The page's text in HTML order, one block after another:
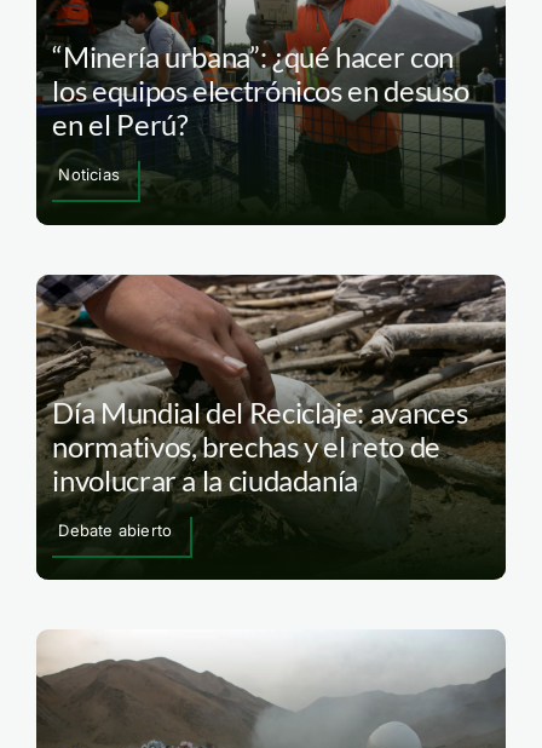
“Minería urbana”: ¿qué hacer con
los equipos electrónicos en desuso
en el Perú?
Noticias
Día Mundial del Reciclaje: avances
normativos, brechas y el reto de
involucrar a la ciudadanía
Debate abierto